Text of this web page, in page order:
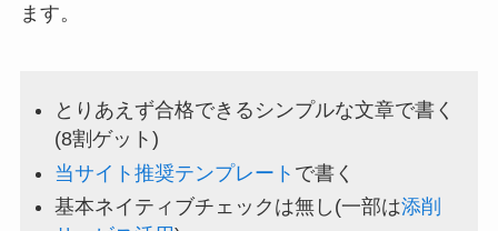
ます。
とりあえず合格できるシンプルな文章で書く
(8割ゲット)
当サイト推奨テンプレート で書く
基本ネイティブチェックは無し(一部は添削